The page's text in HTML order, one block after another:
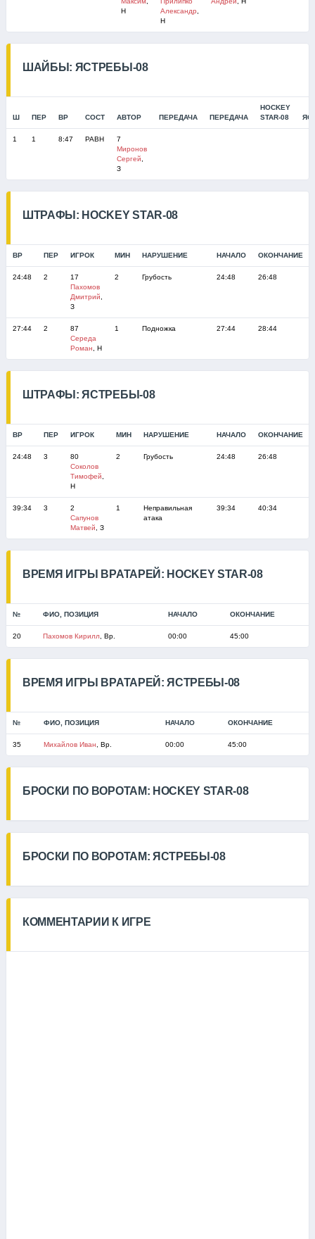
Н
Александр
Н
ШАЙБЫ: ЯСТРЕБЫ-08
Ш ПЕР ВР СОСТ АВТОР ПЕРЕДАЧА ПЕРЕДАЧА
HOCKEY
STAR-08
1 1 8:47 РАВН
7
Миронов
Сергей
З
ШТРАФЫ: HOCKEY STAR-08
ВР ПЕР ИГРОК МИН НАРУШЕНИЕ НАЧАЛО ОКОНЧАНИЕ
24:48 2
17
Пахомов
Дмитрий
З
2 Грубость 24:48 26:48
27:44 2
87
Середа
Роман , Н
1 Подножка 27:44 28:44
ШТРАФЫ: ЯСТРЕБЫ-08
ВР ПЕР ИГРОК МИН НАРУШЕНИЕ НАЧАЛО ОКОНЧАНИЕ
24:48 3
80
Соколов
Тимофей
Н
2 Грубость 24:48 26:48
39:34 3
2
Сапунов
Матвей , З
1
Неправильная
атака
39:34 40:34
ВРЕМЯ ИГРЫ ВРАТАРЕЙ: HOCKEY STAR-08
№ ФИО, ПОЗИЦИЯ НАЧАЛО ОКОНЧАНИЕ
20 Пахомов Кирилл, Вр. 00:00 45:00
ВРЕМЯ ИГРЫ ВРАТАРЕЙ: ЯСТРЕБЫ-08
№ ФИО, ПОЗИЦИЯ НАЧАЛО ОКОНЧАНИЕ
35 Михайлов Иван , Вр. 00:00 45:00
БРОСКИ ПО ВОРОТАМ: HOCKEY STAR-08
БРОСКИ ПО ВОРОТАМ: ЯСТРЕБЫ-08
КОММЕНТАРИИ К ИГРЕ